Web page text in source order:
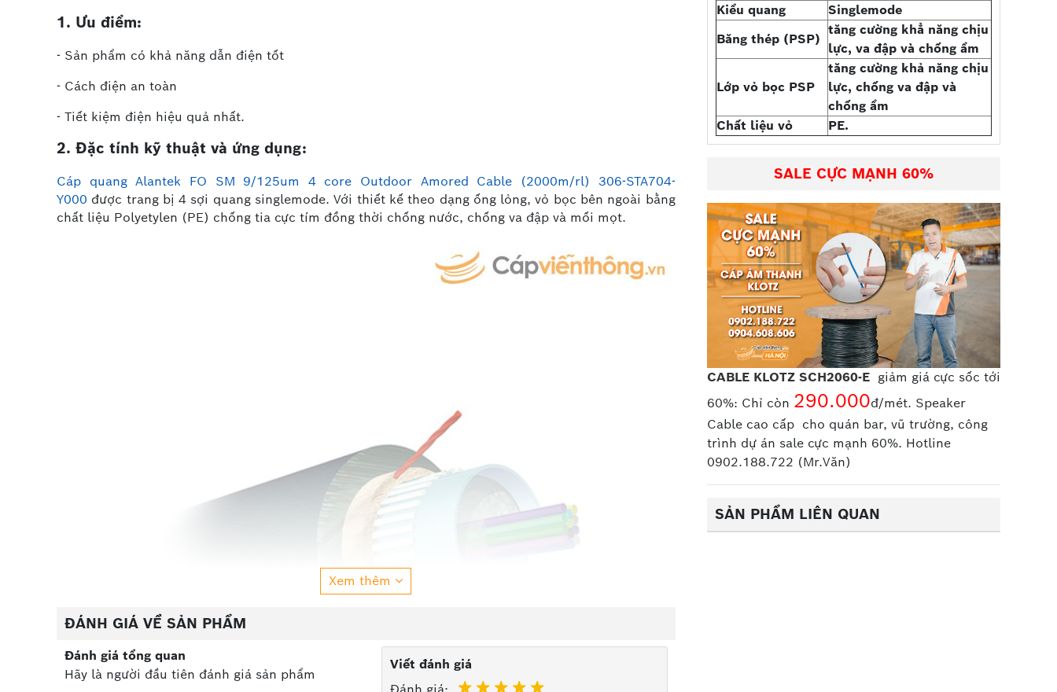
1. Ưu điểm:
- Sản phẩm có khả năng dẫn điện tốt
- Cách điện an toàn
- Tiết kiệm điện hiệu quả nhất.
2. Đặc tính kỹ thuật và ứng dụng:
Cáp quang Alantek FO SM 9/125um 4 core Outdoor Amored Cable (2000m/rl) 306-STA704-
Y000 được trang bị 4 sợi quang singlemode. Với thiết kế theo dạng ống lỏng, vỏ bọc bên ngoài bằng
chất liệu Polyetylen (PE) chống tia cực tím đồng thời chống nước, chống va đập và mối mọt.
Xem thêm
ĐÁNH GIÁ VỀ SẢN PHẨM
Đánh giá tổng quan
Hãy là người đầu tiên đánh giá sản phẩm
Viết đánh giá
Kiểu quang
Singlemode
Băng thép (PSP)
tăng cường khẳ năng chịu
lực, va đập và chống ẩm
Lớp vỏ bọc PSP
tăng cường khả năng chịu
lực, chống va đập và
chống ẩm
Chất liệu vỏ
PE.
SALE CỰC MẠNH 60%
CABLE KLOTZ SCH2060-E giảm giá cực sốc tới
60%: Chỉ còn 290.000đ/mét. Speaker
Cable cao cấp cho quán bar, vũ trường, công
trình dự án sale cực mạnh 60%. Hotline
0902.188.722 (Mr.Văn)
SẢN PHẨM LIÊN QUAN